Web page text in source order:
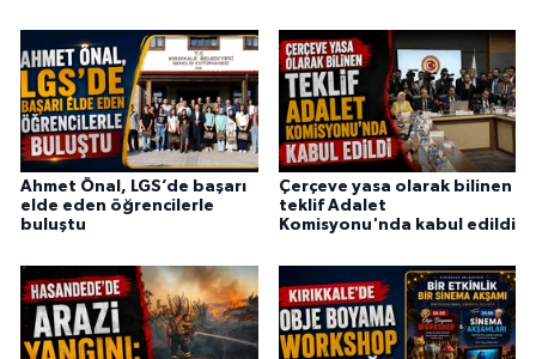
Ahmet Önal, LGS’de başarı
elde eden öğrencilerle
buluştu
Çerçeve yasa olarak bilinen
teklif Adalet
Komisyonu'nda kabul edildi